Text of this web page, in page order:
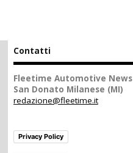
Contatti
Fleetime Automotive News
San Donato Milanese (MI)
redazione@fleetime.it
Privacy Policy